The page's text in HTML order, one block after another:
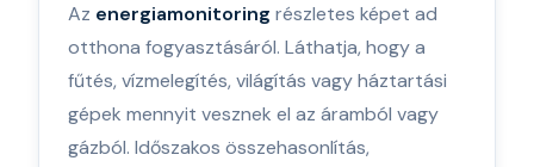
Az energiamonitoring részletes képet ad
otthona fogyasztásáról. Láthatja, hogy a
fűtés, vízmelegítés, világítás vagy háztartási
gépek mennyit vesznek el az áramból vagy
gázból. Időszakos összehasonlítás,